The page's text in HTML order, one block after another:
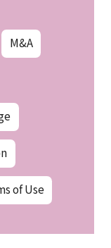
M&A
of Use